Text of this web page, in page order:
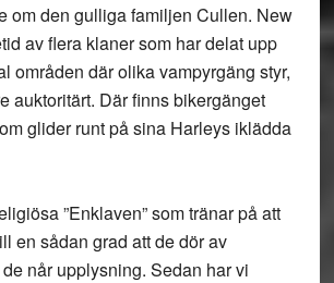
om den gulliga familjen Cullen. New
av flera klaner som har delat upp
områden där olika vampyrgäng styr,
auktoritärt. Där finns bikergänget
glider runt på sina Harleys iklädda
”Enklaven” som tränar på att
en sådan grad att de dör av
når upplysning. Sedan har vi